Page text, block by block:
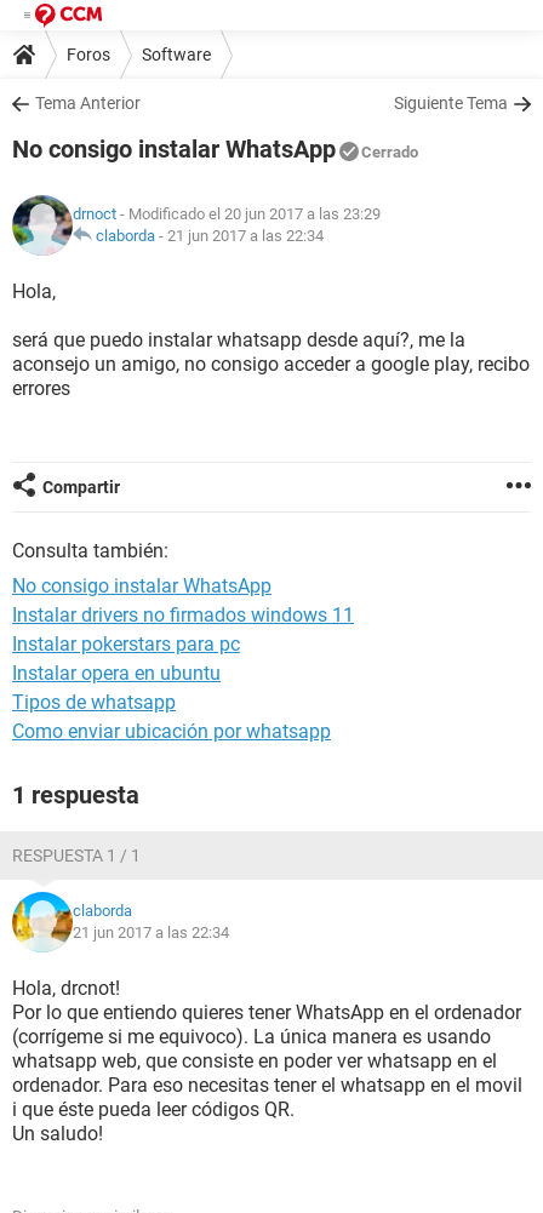
Foros Software
Tema Anterior Siguiente Tema
No consigo instalar WhatsApp Cerrado
drnoct - Modificado el 20 jun 2017 a las 23:29
claborda - 21 jun 2017 a las 22:34
Hola,
será que puedo instalar whatsapp desde aquí?, me la
aconsejo un amigo, no consigo acceder a google play, recibo
errores
Compartir
Consulta también:
No consigo instalar WhatsApp
Instalar drivers no firmados windows 11
Instalar pokerstars para pc
Instalar opera en ubuntu
Tipos de whatsapp
Como enviar ubicación por whatsapp
1 respuesta
RESPUESTA 1 / 1
claborda
21 jun 2017 a las 22:34
Hola, drcnot!
Por lo que entiendo quieres tener WhatsApp en el ordenador
(corrígeme si me equivoco). La única manera es usando
whatsapp web, que consiste en poder ver whatsapp en el
ordenador. Para eso necesitas tener el whatsapp en el movil
i que éste pueda leer códigos QR.
Un saludo!